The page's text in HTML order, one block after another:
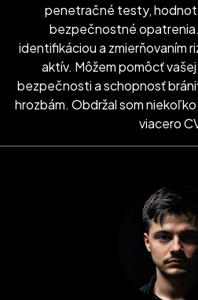
penetračné testy,
bezpečnostné
identifikáciou a zmierňovaním
aktív. Môžem pomôcť
bezpečnosti a schopnosť
hrozbám. Obdržal som
viacero